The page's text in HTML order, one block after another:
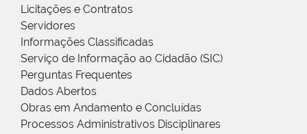
Licitações e Contratos
Servidores
Informações Classificadas
Serviço de Informação ao Cidadão (SIC)
Perguntas Frequentes
Dados Abertos
Obras em Andamento e Concluídas
Processos Administrativos Disciplinares